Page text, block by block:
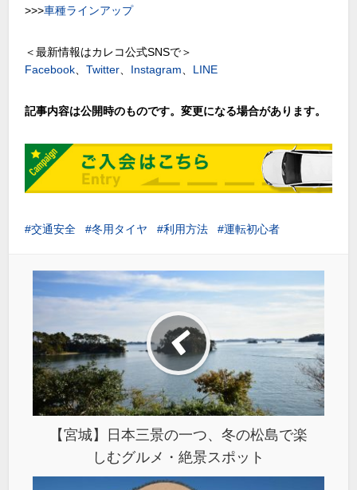
>>>車種ラインアップ
＜最新情報はカレコ公式SNSで＞
Facebook 、Twitter Instagram LINE
記事内容は公開時のものです。変更になる場合があります。
交通安全 冬用タイヤ 利用方法 運転初心者
【宮城】日本三景の一つ、冬の松島で楽
しむグルメ・絶景スポット